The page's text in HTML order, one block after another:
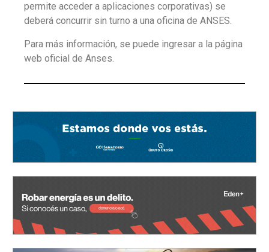
permite acceder a aplicaciones corporativas) se
deberá concurrir sin turno a una oficina de ANSES.
Para más información, se puede ingresar a la página
web oficial de Anses.